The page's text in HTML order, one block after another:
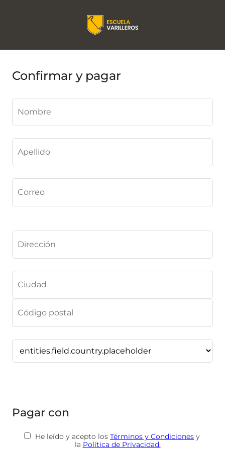
Confirmar y pagar
Pagar con
He leído y acepto los Términos y Condiciones y
la Política de Privacidad.